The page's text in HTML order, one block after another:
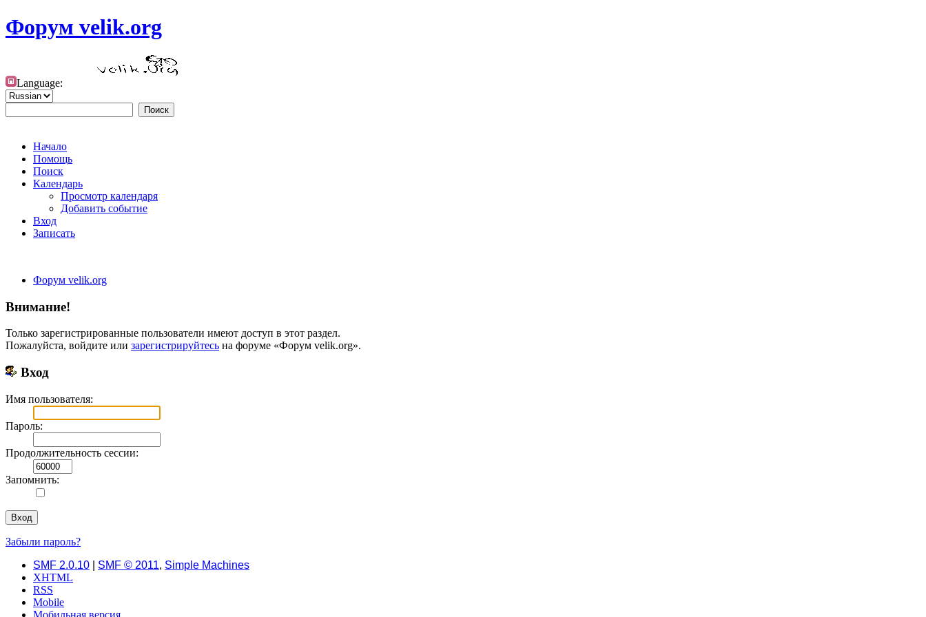
Форум velik.org
Language:
Начало
Помощь
Поиск
Календарь
Просмотр календаря
Добавить событие
Вход
Записать
Форум velik.org
Внимание!
Только зарегистрированные пользователи имеют доступ в этот раздел.
Пожалуйста, войдите или зарегистрируйтесь на форуме «Форум velik.org».
Вход
Имя пользователя:
Пароль:
Продолжительность сессии:
Запомнить:
Забыли пароль?
SMF 2.0.10
SMF © 2011, Simple Machines
XHTML
RSS
Mobile
Мобильная версия